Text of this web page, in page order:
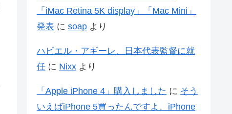
「iMac Retina 5K display」「Mac Mini」
発表 に soap より
ハビエル・アギーレ、日本代表監督に就
任 に Nixx より
「Apple iPhone 4」購入しました に そう
いえばiPhone 5買ったんですよ、iPhone